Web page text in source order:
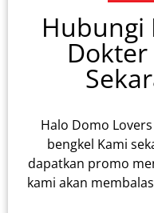
Hubungi
Halo Domo
bengkel Kami
dapatkan promo
kami akan